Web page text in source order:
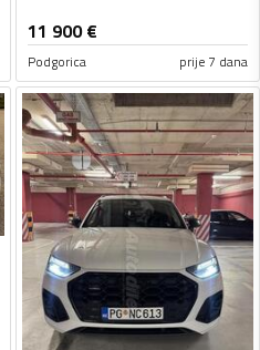
11 900€
Podgorica prije 7 dana